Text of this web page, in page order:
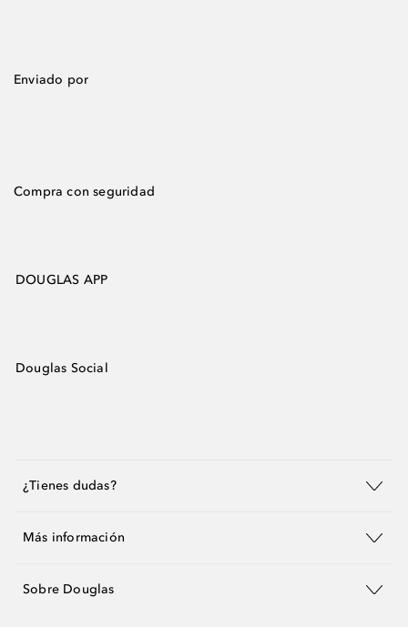
Enviado por
Compra con seguridad
DOUGLAS APP
Douglas Social
¿Tienes dudas?
Más información
Sobre Douglas